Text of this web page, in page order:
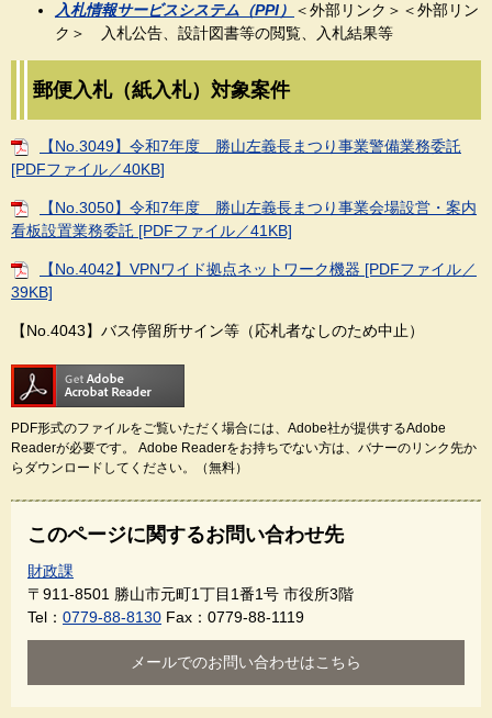
入札情報サービスシステム（PPI） ＜外部リンク＞ ＜外部リン
ク＞
入札公告、設計図書等の閲覧、入札結果等
郵便入札（紙入札）対象案件
【No.3049】令和7年度 勝山左義長まつり事業警備業務委託
[PDFファイル／40KB]
【No.3050】令和7年度 勝山左義長まつり事業会場設営・案内
看板設置業務委託 [PDFファイル／41KB]
【No.4042】VPNワイド拠点ネットワーク機器 [PDFファイル／
39KB]
【No.4043】バス停留所サイン等（応札者なしのため中止）
PDF形式のファイルをご覧いただく場合には、Adobe社が提供するAdobe
Readerが必要です。
Adobe Readerをお持ちでない方は、バナーのリンク先か
らダウンロードしてください。（無料）
このページに関するお問い合わせ先
財政課
〒911-8501 勝山市元町1丁目1番1号 市役所3階
Tel： 0779-88-8130 Fax：0779-88-1119
メールでのお問い合わせはこちら